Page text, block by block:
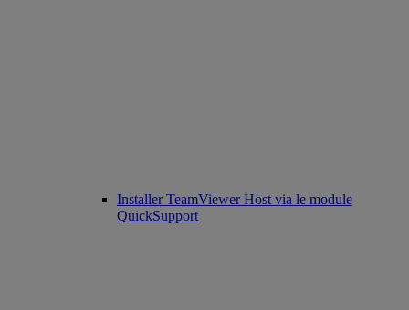
Installer TeamViewer Host via le module
QuickSupport